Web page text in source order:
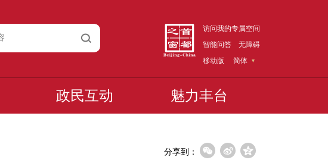
访问我的专属空间
智能问答
无障碍
移动版
简体
政民互动 魅力丰台
分享到：